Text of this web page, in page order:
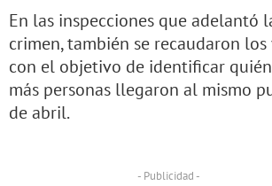
En las inspecciones que adelantó
crimen, también se recaudaron
con el objetivo de identificar
más personas llegaron al mismo
de abril.
- Publicidad -